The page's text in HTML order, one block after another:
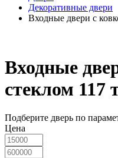
Декоративные двери
Входные двери с
Входные
стеклом 117
Подберите дверь по
Цена